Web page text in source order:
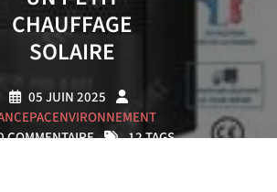
CHAUFFAGE
SOLAIRE
05 JUIN 2025
COMMENTAIRE
12 TAGS